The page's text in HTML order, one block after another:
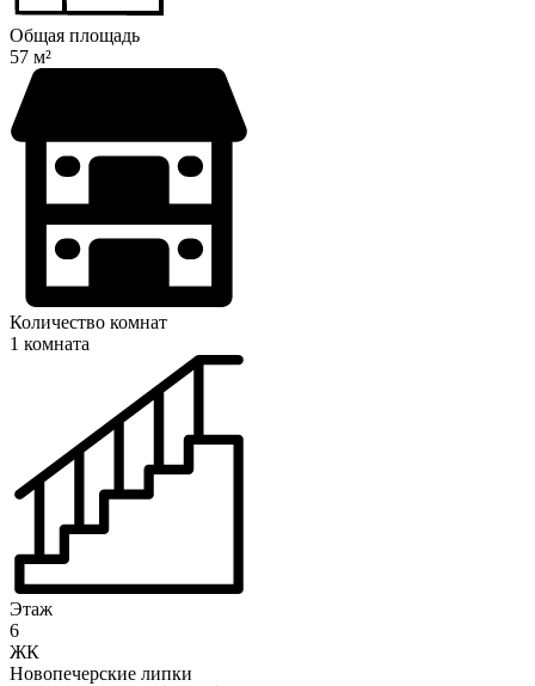
Общая площадь
57 м²
Количество комнат
1 комната
Этаж
6
ЖК
Новопечерские липки